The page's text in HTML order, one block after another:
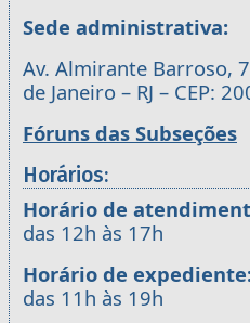
Sede administrativa:
Av. Almirante Barroso,
de Janeiro – RJ – CEP:
Fóruns das Subseções
Horários:
Horário de
das 12h às 17h
Horário de
das 11h às 19h